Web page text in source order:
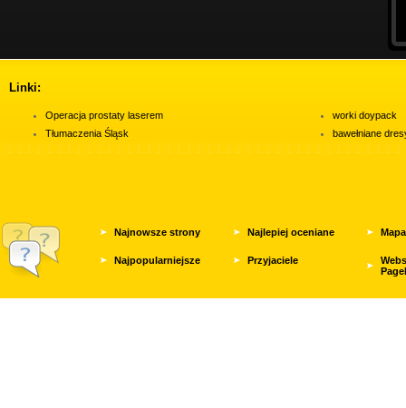
Linki:
Operacja prostaty laserem
Tłumaczenia Śląsk
worki doypack
bawełniane
Najnowsze strony Najlepiej oceniane
Najpopularniejsze Przyjaciele